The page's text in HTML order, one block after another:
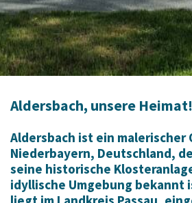
Aldersbach, unsere Heimat!
Aldersbach ist ein malerischer
Niederbayern, Deutschland,
seine historische
idyllische Umgebung bekannt